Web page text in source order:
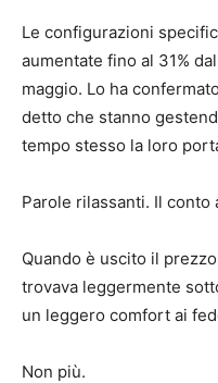
Le configurazioni
aumentate fino al 31%
maggio. Lo ha
detto che stanno
tempo stesso la loro
Parole rilassanti. Il conto
Quando è uscito il
trovava leggermente
un leggero comfort ai
Non più.